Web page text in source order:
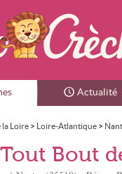
Actualité
la Loire > Loire-Atlantique >
Bout